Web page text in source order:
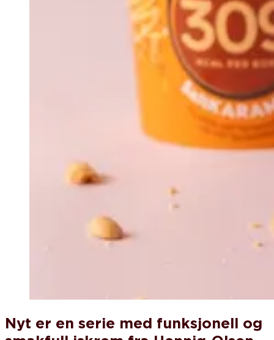
Nyt er en serie med funksjonell og